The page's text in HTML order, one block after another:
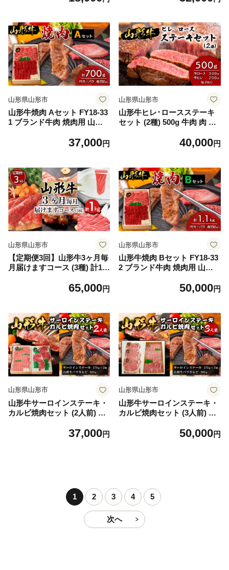
山形県山形市
山形牛焼肉 Aセット FY18-33
1 ブランド牛肉 焼肉用 山形
37,000円
山形県山形市
山形牛ヒレ･ロースステーキ
セット (2種) 500g 牛肉 肉 山
レ ロース 高橋畜産 FZ18-480
40,000円
山形県山形市
【定期便3回】山形牛3ヶ月毎
月届けますコース (3種) 計1k
すき焼 ステーキ しゃぶしゃ
65,000円
山形県山形市
山形牛焼肉 Bセット FY18-33
2 ブランド牛肉 焼肉用 山形
50,000円
山形県山形市
山形牛サーロインステーキ・
カルビ焼肉セット (2人前) FY
キ肉 焼肉用 山形県 山形市
37,000円
山形県山形市
山形牛サーロインステーキ・
カルビ焼肉セット (3人前) FY
キ肉 焼肉用 山形県 山形市
50,000円
1 2 3 4 5
次へ